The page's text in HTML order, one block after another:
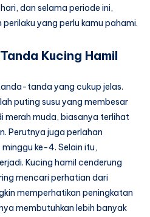
dan selama periode ini,
yang perlu kamu pahami.
Kucing Hamil
tanda yang cukup jelas.
puting susu yang membesar
merah muda, biasanya terlihat
Perutnya juga perlahan
ke-4. Selain itu,
Kucing hamil cenderung
mencari perhatian dari
memperhatikan peningkatan
membutuhkan lebih banyak